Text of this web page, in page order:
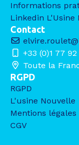
Informations
Linkedin L'Usine
Contact
+33 (0)1 77
Toute la
RGPD
RGPD
L'usine Nouvelle
Mentions légales
CGV